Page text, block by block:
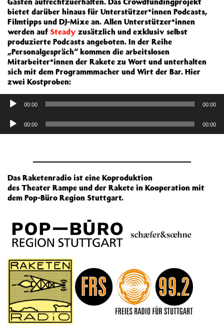
bietet darüber hinaus für Unterstützer*innen Podcasts,
Filmtipps und DJ-Mixe an. Allen Unterstützer*innen
werden auf Steady zusätzlich und exklusiv selbst
produzierte Podcasts angeboten. In der Reihe
„Personalgespräch“ kommen die arbeitslosen
Mitarbeiter*innen der Rakete zu Wort und unterhalten
sich mit dem Programmmacher und Wirt der Bar. Hier
zwei Kostproben:
Audio-
Player
00:00 00:00
Audio-
Player
00:00 00:00
Das Raketenradio ist eine Koproduktion
des Theater Rampe und der Rakete in Kooperation mit
dem Pop-Büro Region Stuttgart.